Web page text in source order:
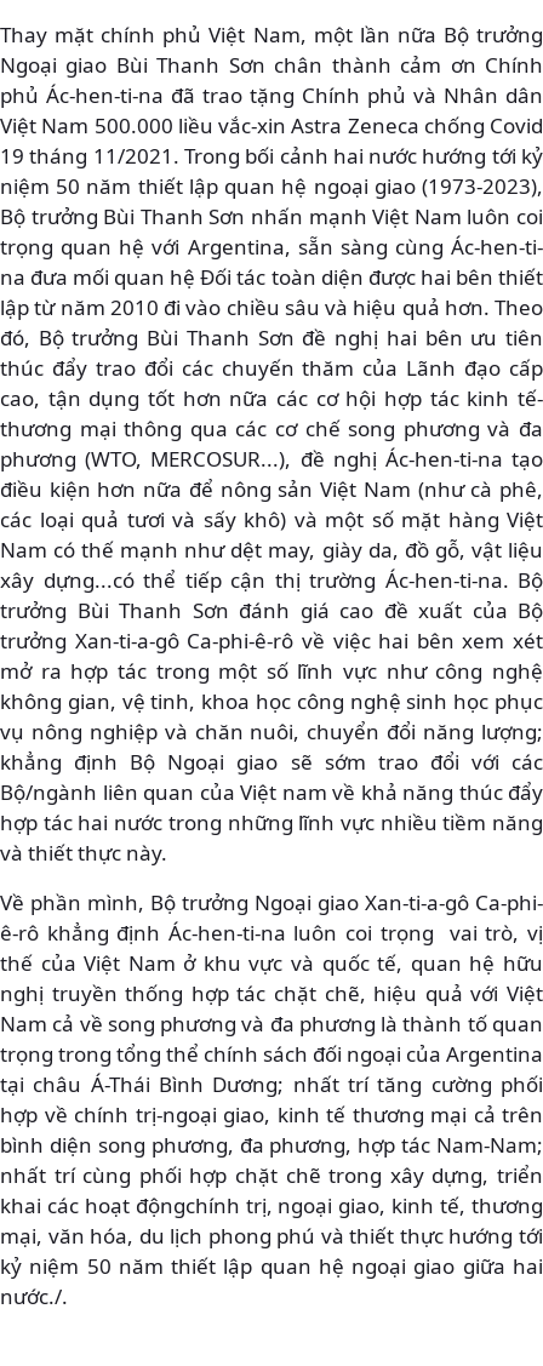
Thay mặt chính phủ Việt Nam, một lần nữa Bộ trưởng
Ngoại giao Bùi Thanh Sơn chân thành cảm ơn Chính
phủ Ác-hen-ti-na đã trao tặng Chính phủ và Nhân dân
Việt Nam 500.000 liều vắc-xin Astra Zeneca chống Covid
19 tháng 11/2021. Trong bối cảnh hai nước hướng tới kỷ
niệm 50 năm thiết lập quan hệ ngoại giao (1973-2023),
Bộ trưởng Bùi Thanh Sơn nhấn mạnh Việt Nam luôn coi
trọng quan hệ với Argentina, sẵn sàng cùng Ác-hen-ti-
na đưa mối quan hệ Đối tác toàn diện được hai bên thiết
lập từ năm 2010 đi vào chiều sâu và hiệu quả hơn. Theo
đó, Bộ trưởng Bùi Thanh Sơn đề nghị hai bên ưu tiên
thúc đẩy trao đổi các chuyến thăm của Lãnh đạo cấp
cao, tận dụng tốt hơn nữa các cơ hội hợp tác kinh tế-
thương mại thông qua các cơ chế song phương và đa
phương (WTO, MERCOSUR...), đề nghị Ác-hen-ti-na tạo
điều kiện hơn nữa để nông sản Việt Nam (như cà phê,
các loại quả tươi và sấy khô) và một số mặt hàng Việt
Nam có thế mạnh như dệt may, giày da, đồ gỗ, vật liệu
xây dựng...có thể tiếp cận thị trường Ác-hen-ti-na. Bộ
trưởng Bùi Thanh Sơn đánh giá cao đề xuất của Bộ
trưởng Xan-ti-a-gô Ca-phi-ê-rô về việc hai bên xem xét
mở ra hợp tác trong một số lĩnh vực như công nghệ
không gian, vệ tinh, khoa học công nghệ sinh học phục
vụ nông nghiệp và chăn nuôi, chuyển đổi năng lượng;
khẳng định Bộ Ngoại giao sẽ sớm trao đổi với các
Bộ/ngành liên quan của Việt nam về khả năng thúc đẩy
hợp tác hai nước trong những lĩnh vực nhiều tiềm năng
và thiết thực này.
Về phần mình, Bộ trưởng Ngoại giao Xan-ti-a-gô Ca-phi-
ê-rô khẳng định Ác-hen-ti-na luôn coi trọng vai trò, vị
thế của Việt Nam ở khu vực và quốc tế, quan hệ hữu
nghị truyền thống hợp tác chặt chẽ, hiệu quả với Việt
Nam cả về song phương và đa phương là thành tố quan
trọng trong tổng thể chính sách đối ngoại của Argentina
tại châu Á-Thái Bình Dương; nhất trí tăng cường phối
hợp về chính trị-ngoại giao, kinh tế thương mại cả trên
bình diện song phương, đa phương, hợp tác Nam-Nam;
nhất trí cùng phối hợp chặt chẽ trong xây dựng, triển
khai các hoạt độngchính trị, ngoại giao, kinh tế, thương
mại, văn hóa, du lịch phong phú và thiết thực hướng tới
kỷ niệm 50 năm thiết lập quan hệ ngoại giao giữa hai
nước./.